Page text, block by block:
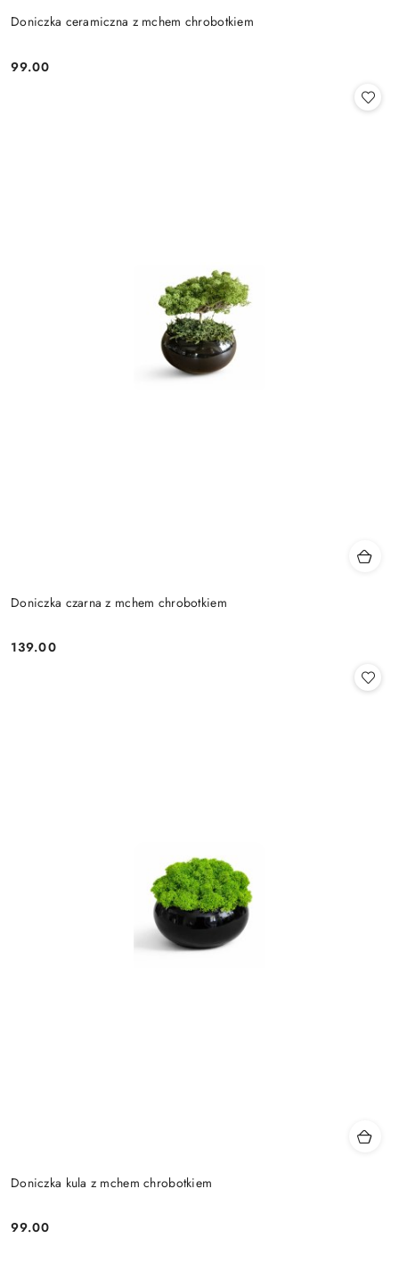
Doniczka ceramiczna z mchem chrobotkiem
Cena:
99.00
Doniczka czarna z mchem chrobotkiem
Cena:
139.00
Doniczka kula z mchem chrobotkiem
Cena:
99.00